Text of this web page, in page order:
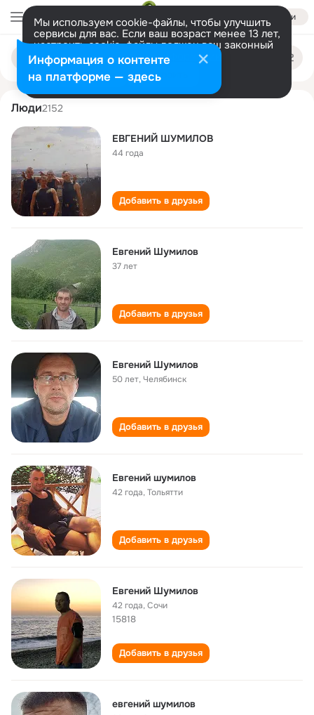
Войти
Мы используем cookie-файлы, чтобы улучшить
сервисы для вас. Если ваш возраст менее 13 лет,
настроить cookie-файлы должен ваш законный
представитель. Больше информации
Разрешить все Настроить
Поиск
людям
evgeniy shumilov
Люди2152
EВГЕНИЙ ШУМИЛОВ
44 года
Добавить в друзья
Евгений Шумилов
37 лет
Добавить в друзья
Евгений Шумилов
50 лет,Челябинск
Добавить в друзья
Евгений шумилов
42 года,Тольятти
Добавить в друзья
Евгений Шумилов
42 года,Сочи
15818
Добавить в друзья
евгений шумилов
Информация о контенте
на платформе — здесь